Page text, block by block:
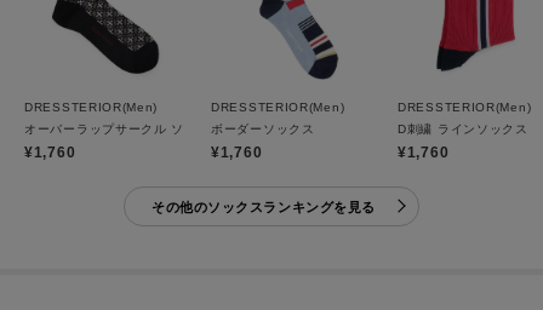
DRESSTERIOR(Men)
オーバーラップサークル ソックス
¥1,760
DRESSTERIOR(Men)
ボーダーソックス
¥1,760
DRESSTERIOR(Men)
D刺繍 ラインソックス
¥1,760
その他のソックスランキングを見る